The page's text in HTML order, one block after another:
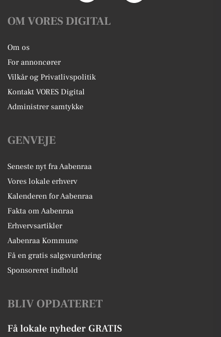
OM VORES DIGITAL
Om os
For annoncører
Vilkår og Privatlivspolitik
Kontakt VORES Digital
Administrer samtykke
GENVEJE
Seneste nyt fra Aabenraa
Vores lokale erhverv
Kalenderen for Aabenraa
Fakta om Aabenraa
Erhvervsartikler
Aabenraa Kommune
Få en gratis salgsvurdering
Sponsoreret indhold
BLIV OPDATERET
Få lokale nyheder GRATIS